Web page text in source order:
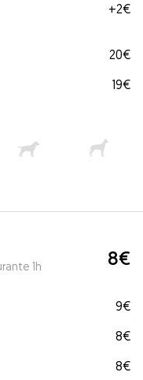
+2€
20€
19€
1h 8€
9€
8€
8€